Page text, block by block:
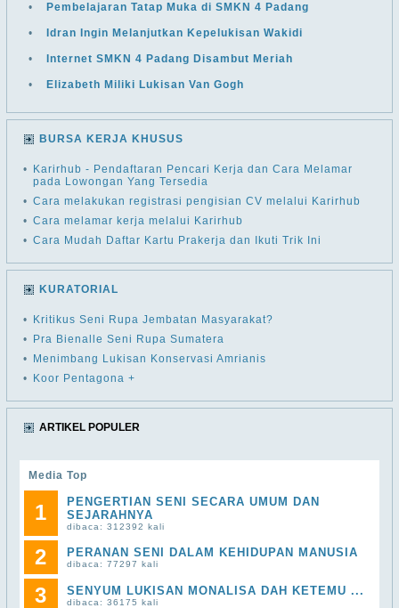
• Pembelajaran Tatap Muka di SMKN 4 Padang
• Idran Ingin Melanjutkan Kepelukisan Wakidi
• Internet SMKN 4 Padang Disambut Meriah
• Elizabeth Miliki Lukisan Van Gogh
BURSA KERJA KHUSUS
•
Karirhub - Pendaftaran Pencari Kerja dan Cara Melamar
pada Lowongan Yang Tersedia
• Cara melakukan registrasi pengisian CV melalui Karirhub
• Cara melamar kerja melalui Karirhub
• Cara Mudah Daftar Kartu Prakerja dan Ikuti Trik Ini
KURATORIAL
•
Kritikus Seni Rupa Jembatan Masyarakat?
•
Pra Bienalle Seni Rupa Sumatera
•
Menimbang Lukisan Konservasi Amrianis
•
Koor Pentagona +
ARTIKEL POPULER
Media Top
1
PENGERTIAN SENI SECARA UMUM DAN
SEJARAHNYA
dibaca: 312392 kali
2 PERANAN SENI DALAM KEHIDUPAN MANUSIA
dibaca: 77297 kali
3 SENYUM LUKISAN MONALISA DAH KETEMU ...
dibaca: 36175 kali